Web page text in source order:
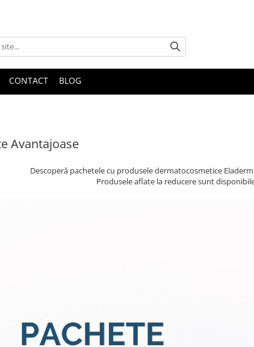
CONTACT BLOG
Avantajoase
Descoperă pachetele cu produsele dermatocosmetice
Produsele aflate la reducere sunt